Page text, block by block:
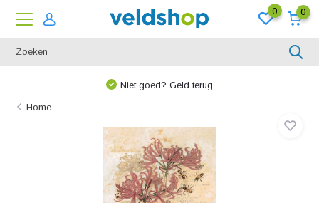
0 0
Niet goed? Geld terug
Home